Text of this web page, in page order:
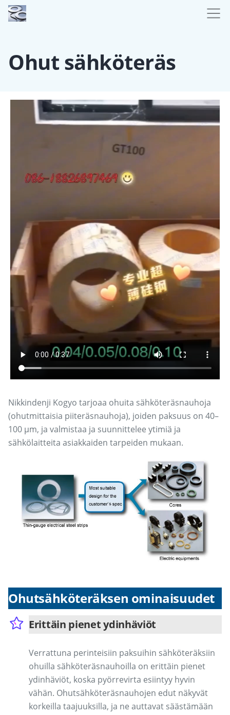
Ohut sähköteräs
Nikkindenji Kogyo tarjoaa ohuita sähköteräsnauhoja
(ohutmittaisia piiteräsnauhoja), joiden paksuus on 40–
100 μm, ja valmistaa ja suunnittelee ytimiä ja
sähkölaitteita asiakkaiden tarpeiden mukaan.
Ohutsähköteräksen ominaisuudet
Erittäin pienet ydinhäviöt
Verrattuna perinteisiin paksuihin sähköteräksiin
ohuilla sähköteräsnauhoilla on erittäin pienet
ydinhäviöt, koska pyörrevirta esiintyy hyvin
vähän. Ohutsähköteräsnauhojen edut näkyvät
korkeilla taajuuksilla, ja ne auttavat säästämään